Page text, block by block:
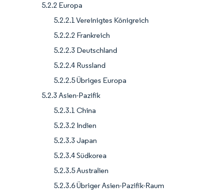
5.2.2 Europa
5.2.2.1 Vereinigtes Königreich
5.2.2.2 Frankreich
5.2.2.3 Deutschland
5.2.2.4 Russland
5.2.2.5 Übriges Europa
5.2.3 Asien-Pazifik
5.2.3.1 China
5.2.3.2 Indien
5.2.3.3 Japan
5.2.3.4 Südkorea
5.2.3.5 Australien
5.2.3.6 Übriger Asien-Pazifik-Raum